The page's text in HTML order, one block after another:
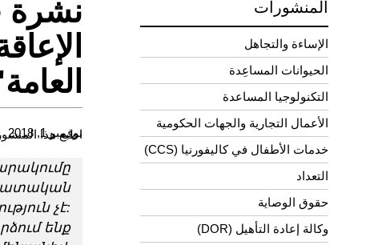
المنشورات
الإساءة والتجاهل
الحيوانات المساعِدة
التكنولوجيا المساعدة
الأعمال التجارية والجهات الحكومية
خدمات الأطفال في كاليفورنيا (CCS)
التعداد
حقوق الوصاية
وكالة إعادة التأهيل (DOR)
نشرة
نوفمبر 1, 2018
اطبع هذا المنشور
չէ:
ենք